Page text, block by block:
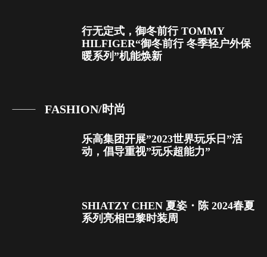
行无定式，御冬前行 TOMMY
HILFIGER“御冬前行 冬季轻户外保
暖系列”机能焕新
FASHION/时尚
乐高集团开展”2023世界玩乐日”活
动，倡导重视”玩乐超能力”
SHIATZY CHEN 夏姿・陈 2024春夏
系列亮相巴黎时装周